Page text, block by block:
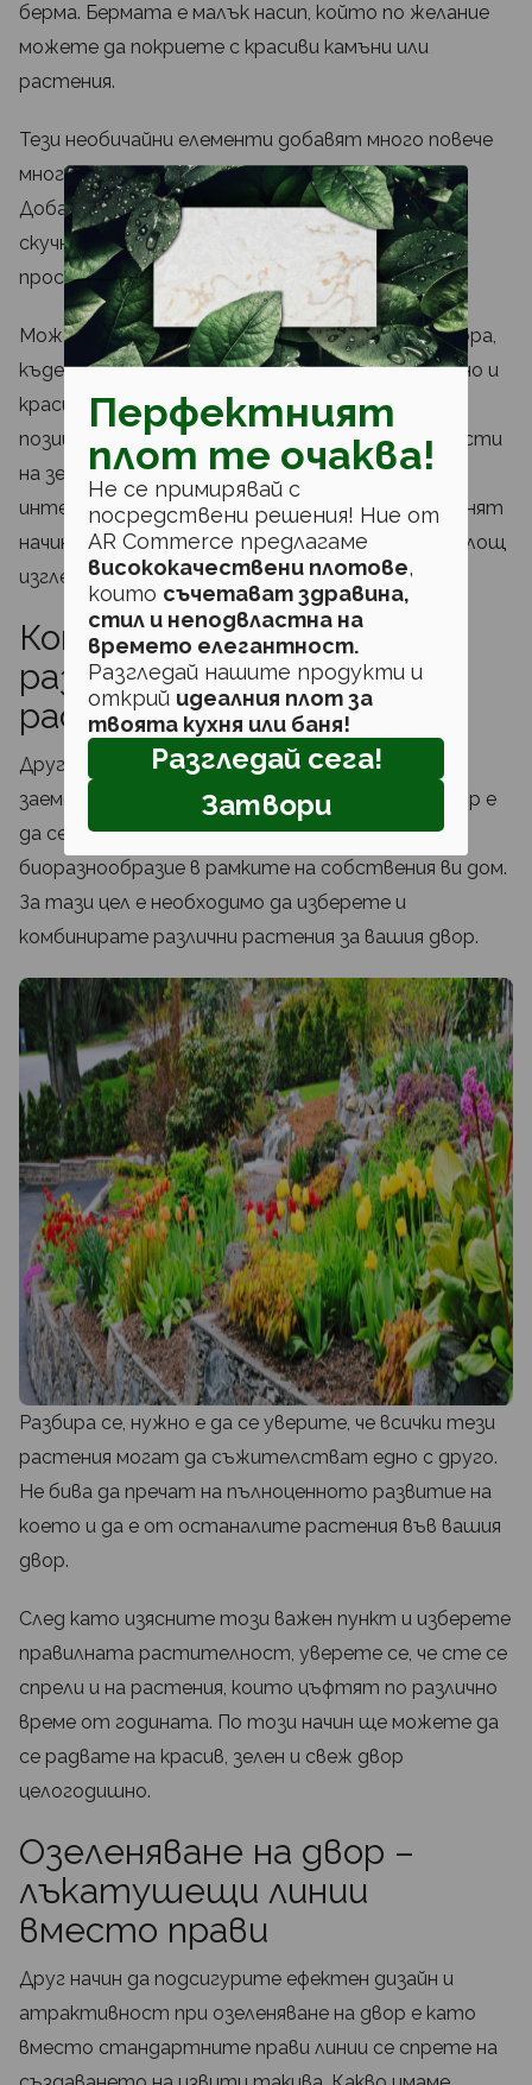
Перфектният
плот те очаква!
Не се примирявай с
посредствени решения! Ние от
AR Commerce предлагаме
висококачествени плотове,
които съчетават здравина,
стил и неподвластна на
времето елегантност.
Разгледай нашите продукти и
открий идеалния плот за
твоята кухня или баня!
Разгледай сега!
Затвори
берма. Бермата е малък насип, който по желание
можете да покриете с красиви камъни или
растения.
Тези необичайни елементи добавят много повече
многослойност и текстура във вашия двор.
Добавят нотка креативност към иначе
скучноватите напълно заравнени дворни
пространства.
Можете да създадете берми навсякъде из двора,
където прецените, че биха изглеждали ефектно и
красиво. Специалистите препоръчват да ги
позиционирате в ъглите на моравата. Тези части
на зелената площ често не се използват по
интересен начин. Те могат наистина да променят
начина, по който една обикновена затревена площ
изглежда.
Комбинирайте
разнообразие от
растителност
Друг чудесен проект, с който можете да се
заемете в рамките на едно озеленяване на двор е
да се уверите, че създавате богато
биоразнообразие в рамките на собствения ви дом.
За тази цел е необходимо да изберете и
комбинирате различни растения за вашия двор.
Разбира се, нужно е да се уверите, че всички тези
растения могат да съжителстват едно с друго.
Не бива да пречат на пълноценното развитие на
което и да е от останалите растения във вашия
двор.
След като изясните този важен пункт и изберете
правилната растителност, уверете се, че сте се
спрели и на растения, които цъфтят по различно
време от годината. По този начин ще можете да
се радвате на красив, зелен и свеж двор
целогодишно.
Озеленяване на двор –
лъкатушещи линии
вместо прави
Друг начин да подсигурите ефектен дизайн и
атрактивност при озеленяване на двор е като
вместо стандартните прави линии се спрете на